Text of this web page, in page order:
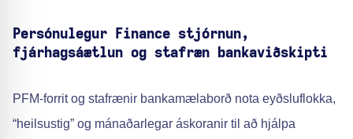
Persónulegur Finance stjórnun,
fjárhagsáætlun og stafræn bankaviðskipti
PFM-forrit og stafrænir bankamælaborð nota eyðsluflokka,
“heilsustig” og mánaðarlegar áskoranir til að hjálpa